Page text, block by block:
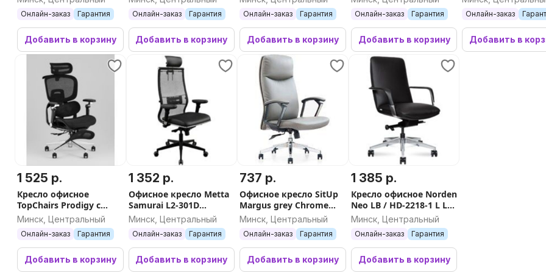
Онлайн-заказ Гарантия
Добавить в корзину
Онлайн-заказ Гарантия
Добавить в корзину
Онлайн-заказ Гарантия
Добавить в корзину
адюминиевая база)
Онлайн-заказ Гарантия
Добавить в корзину
пластик, черный/
нейлон)
Онлайн-заказ
Добавить в
1 525 р.
Кресло офисное
TopChairs Prodigy с
оттоманкой (черный)
Минск, Центральный
Онлайн-заказ Гарантия
Добавить в корзину
1 352 р.
Офисное кресло Metta
Samurai L2-301D
M06.B11.G22.W03
(черный)
Минск, Центральный
Онлайн-заказ Гарантия
Добавить в корзину
737 р.
Офисное кресло SitUp
Margus grey Chrome
(экокожа Grey)
Минск, Центральный
Онлайн-заказ Гарантия
Добавить в корзину
1 385 р.
Кресло офисное Norden
Neo LB / HD-2218-1 L LB
(черная кожа/
алюминиевая база)
Минск, Центральный
Онлайн-заказ Гарантия
Добавить в корзину